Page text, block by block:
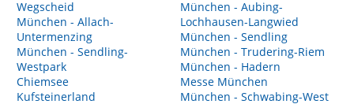
Wegscheid
München - Allach-
Untermenzing
München - Sendling-
Westpark
Chiemsee
Kufsteinerland
München - Aubing-
Lochhausen-Langwied
München - Sendling
München - Trudering-Riem
München - Hadern
Messe München
München - Schwabing-West